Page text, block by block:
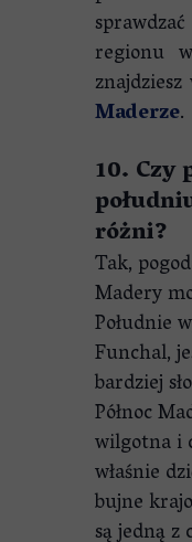
regionu
Maderze.
10. Czy
różni?
Tak,
Madery
Południe
Funchal,
bardziej
Północ
wilgotna i
właśnie
bujne
są jedną z